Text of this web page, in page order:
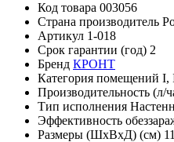
Код товара 003056
Страна производитель
Артикул 1-018
Срок гарантии (год) 2
Бренд КРОНТ
Категория помещений I,
Производительность (л/
Тип исполнения
Эффективность
Размеры (ШхВхД) (см)